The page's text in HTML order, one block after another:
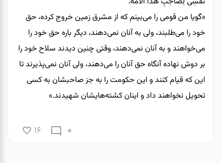
«گویا من قومی را می‌بینم که از مشرق زمین خروج کرده، حق
خود را می‌طلبند، ولی به آنان نمی‌دهند، دیگر باره حق خود را
می‌خواهند و به آنان نمی‌دهند، وقتی چنین دیدند سلاح خود را
بر دوش نهاده آنگاه حق آنان را می‌دهند، ولی آنان نمی‌پذیرند تا
این که قیام کنند و این حکومت را به جز صاحبشان به کسی
تحویل نخواهند داد و اینان کشته‌هایشان شهیدند.»
0
16